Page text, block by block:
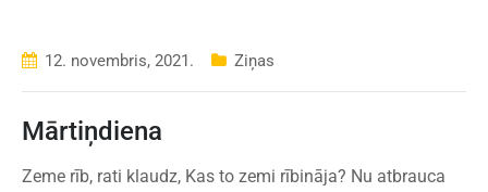
12. novembris, 2021. Ziņas
Mārtiņdiena
Zeme rīb, rati klaudz, Kas to zemi rībināja? Nu atbrauca